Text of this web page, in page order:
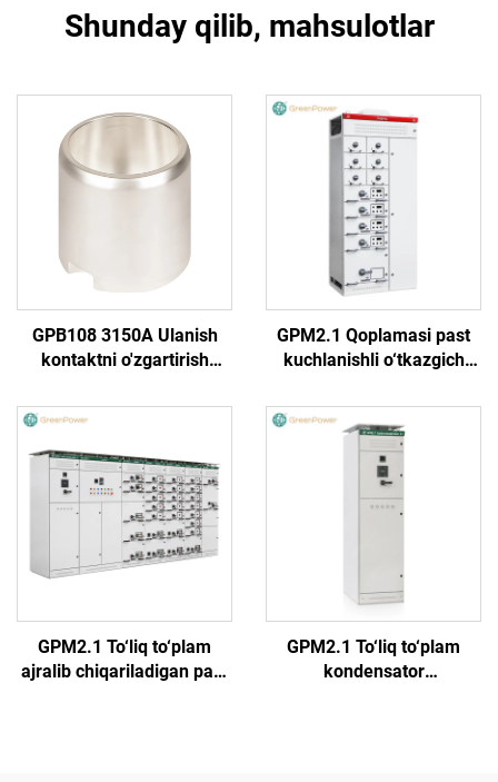
Shunday qilib, mahsulotlar
GPB108 3150A Ulanish
kontaktni o'zgartirish
GPM2.1 Qoplamasi past
kuchlanishli o‘tkazgich
GPM2.1 To‘liq to‘plam
ajralib chiqariladigan past
GPM2.1 To‘liq to‘plam
kondensator